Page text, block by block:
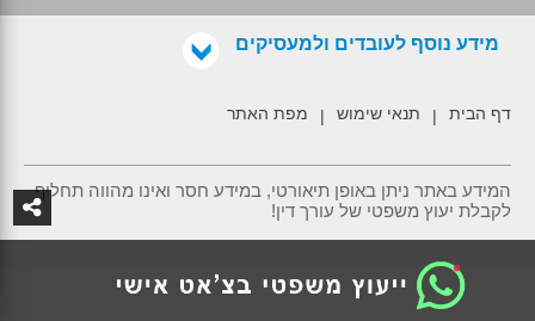
מידע נוסף לעובדים ולמעסיקים
דף הבית | תנאי שימוש | מפת האתר
המידע באתר ניתן באופן תיאורטי, במידע חסר ואינו מהווה תחליף
לקבלת יעוץ משפטי של עורך דין!